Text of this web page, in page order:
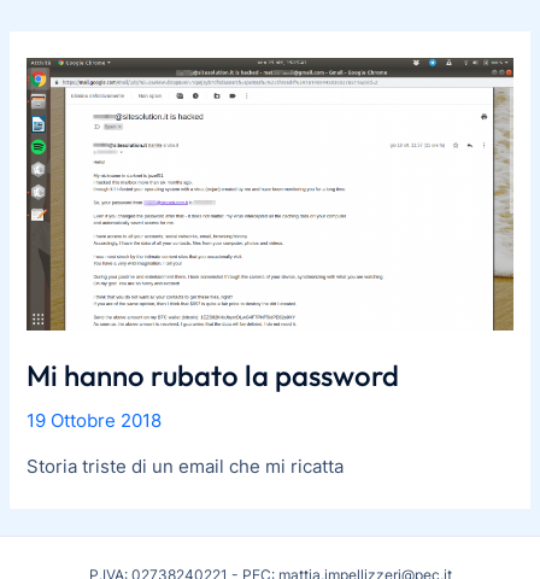
Mi hanno rubato la password
19 Ottobre 2018
Storia triste di un email che mi ricatta
P.IVA: 02738240221 - PEC: mattia.impellizzeri@pec.it